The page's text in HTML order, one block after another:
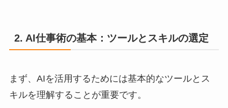
2. AI仕事術の基本：ツールとスキルの選定
まず、AIを活用するためには基本的なツールとス
キルを理解することが重要です。